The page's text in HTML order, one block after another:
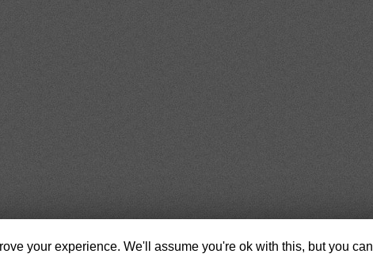
your experience. We'll assume you're ok with this, but you